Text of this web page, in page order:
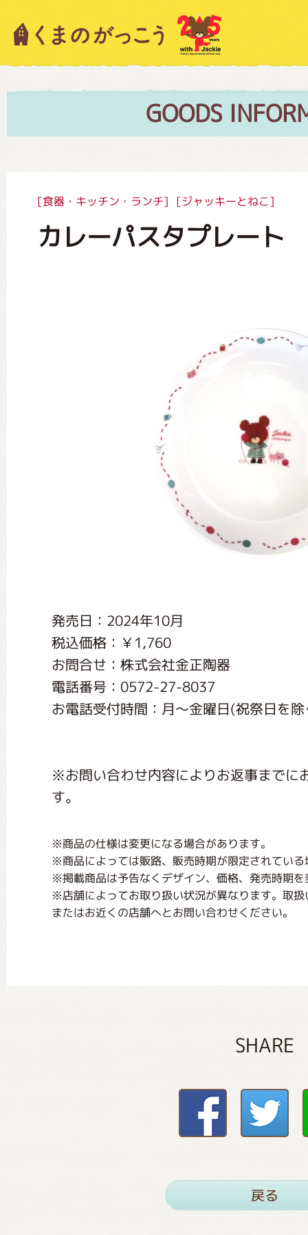
GOODS
[食器・キッチン・ランチ] [ジャッキーとねこ]
カレーパスタプレート
発売日：2024年10月
税込価格：￥1,760
お問合せ：株式会社金正陶器
電話番号：0572-27-8037
お電話受付時間：月〜金曜日(祝祭日を
※お問い合わせ内容によりお返事までに
す。
※商品の仕様は変更になる場合があります。
※商品によっては販路、販売時期が限定されてい
※掲載商品は予告なくデザイン、価格、発売時期
※店舗によってお取り扱い状況が異なります。取
またはお近くの店舗へとお問い合わせください。
SHARE
戻る
キャラクター紹介
絵本・作家紹介
グッズインフォメーション
ミュージカル・コンサート
おたのしみコンテンツ(クイズ・
くまのがっこう しょくいんしつ
くまのがっこう 家庭科部